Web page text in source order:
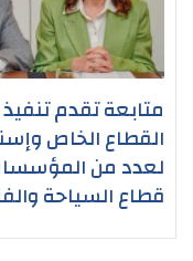
متابعة تقدم
القطاع الخاص
لعدد من
قطاع السياحة